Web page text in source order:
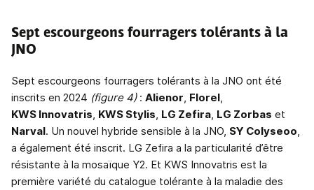
Sept escourgeons fourragers tolérants à la
JNO
Sept escourgeons fourragers tolérants à la JNO ont été
inscrits en 2024 (figure 4): Alienor, Florel,
KWS Innovatris, KWS Stylis, LG Zefira, LG Zorbas et
Narval. Un nouvel hybride sensible à la JNO, SY Colyseoo,
a également été inscrit. LG Zefira a la particularité d’être
résistante à la mosaïque Y2. Et KWS Innovatris est la
première variété du catalogue tolérante à la maladie des